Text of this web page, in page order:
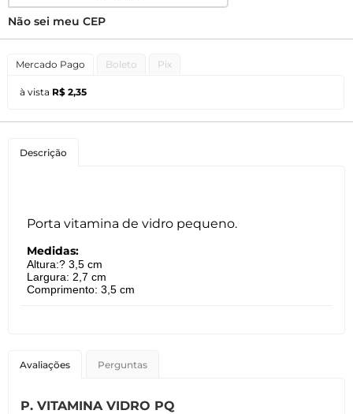
Não sei meu CEP
Mercado Pago Boleto Pix
à vista R$ 2,35
Descrição
Porta vitamina de vidro pequeno.
Medidas:
Altura:? 3,5 cm
Largura: 2,7 cm
Comprimento: 3,5 cm
Avaliações Perguntas
P. VITAMINA VIDRO PQ